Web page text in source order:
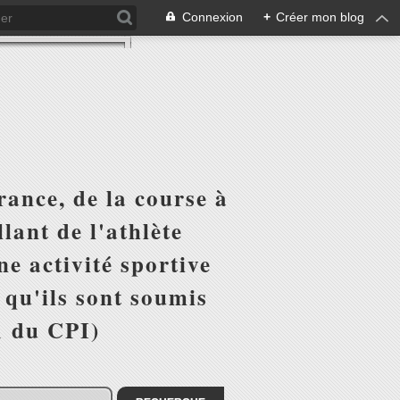
Connexion + Créer mon blog
de la course à
de l'athlète
activité sportive
sont soumis
du CPI)